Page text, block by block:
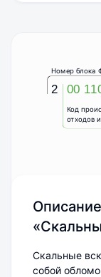
2
Номер блока
Код
отходов
00
Скальные
собой